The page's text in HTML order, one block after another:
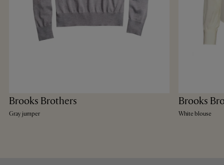
Brooks Brothers
Gray jumper
Brooks
White blouse